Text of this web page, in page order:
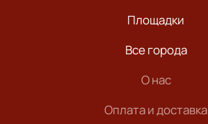
Площадки
Все города
О нас
Оплата и доставка